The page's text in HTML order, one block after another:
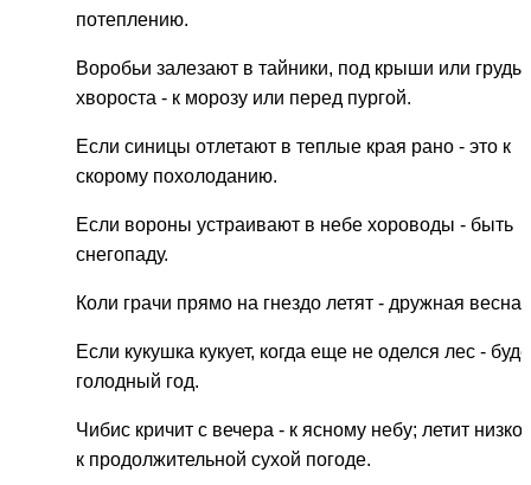
потеплению.
Воробьи залезают в тайники, под крыши или груды
хвороста - к морозу или перед пургой.
Если синицы отлетают в теплые края рано - это к
скорому похолоданию.
Если вороны устраивают в небе хороводы - быть
снегопаду.
Коли грачи прямо на гнездо летят - дружная весна
Если кукушка кукует, когда еще не оделся лес -
голодный год.
Чибис кричит с вечера - к ясному небу; летит низко
к продолжительной сухой погоде.